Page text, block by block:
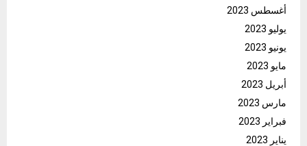
أغسطس 2023
يوليو 2023
يونيو 2023
مايو 2023
أبريل 2023
مارس 2023
فبراير 2023
يناير 2023